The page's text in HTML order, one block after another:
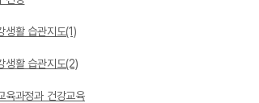
생활 습관지도(1)
생활 습관지도(2)
육과정과 건강교육